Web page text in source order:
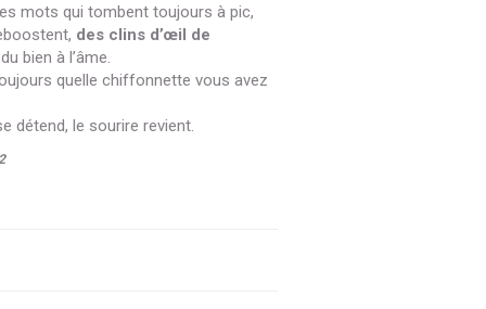
mots qui tombent toujours à pic,
des clins d’œil de
bien à l’âme.
quelle chiffonnette vous avez
détend, le sourire revient.